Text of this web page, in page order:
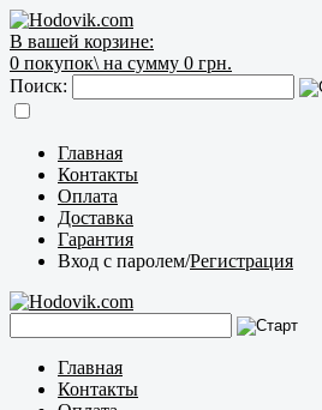
В вашей корзине:
0 покупок\ на сумму 0 грн.
Поиск:
Главная
Контакты
Оплата
Доставка
Гарантия
Вход с паролем/Регистрация
Главная
Контакты